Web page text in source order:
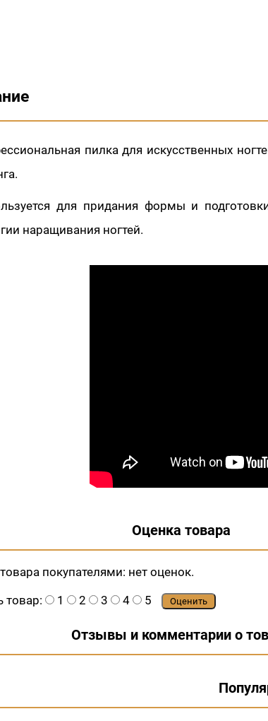
пилка для искусственных
для придания формы и
наращивания ногтей.
Оценка товара
покупателями: нет оценок.
товар:
1 2 3 4 5 Оценить
Отзывы и комментарии о